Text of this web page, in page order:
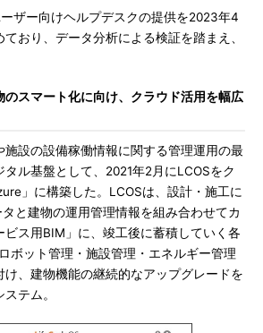
ザー向けヘルプデスクの提供を2023年4
おり、データ分析による検証を踏まえ、
のスマート化に向け、クラウド活用を幅広
設の設備稼働情報に関する管理運用の最
ル基盤として、2021年2月にLCOSをク
」に構築した。LCOSは、設計・施工に
と建物の運用管理情報を組み合わせてカ
ビス用BIM」に、竣工後に蓄積していく各
ボット管理・施設管理・エネルギー管理
け、建物機能の継続的なアップグレードを
テム。